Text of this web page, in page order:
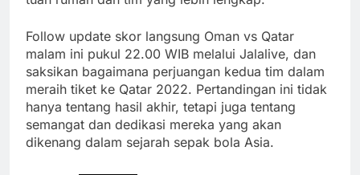
Follow update skor langsung Oman vs Qatar
malam ini pukul 22.00 WIB melalui Jalalive, dan
saksikan bagaimana perjuangan kedua tim dalam
meraih tiket ke Qatar 2022. Pertandingan ini tidak
hanya tentang hasil akhir, tetapi juga tentang
semangat dan dedikasi mereka yang akan
dikenang dalam sejarah sepak bola Asia.